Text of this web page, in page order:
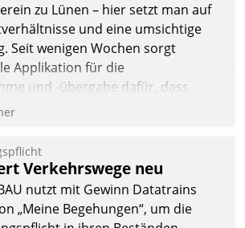
zu Lünen – hier setzt man auf
und eine umsichtige
Seit wenigen Wochen sorgt
Applikation für die
und -übergabe dafür, dass
kommen und, so es sein muss,
Verkehrswege neu
nutzt mit Gewinn Datatrains
„Meine Begehungen“, um die